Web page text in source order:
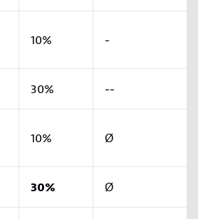
10% -
30% --
10% Ø
30% Ø